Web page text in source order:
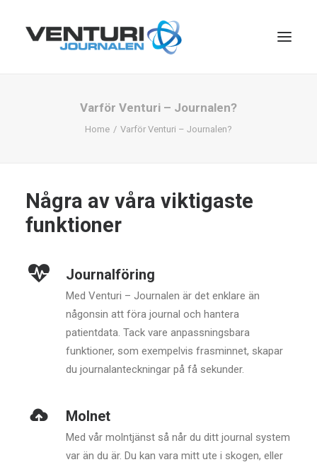
Varför Venturi – Journalen?
Home Varför Venturi – Journalen?
Några av våra viktigaste
funktioner
Journalföring
Med Venturi – Journalen är det enklare än
någonsin att föra journal och hantera
patientdata. Tack vare anpassningsbara
funktioner, som exempelvis frasminnet, skapar
du journalanteckningar på få sekunder.
Molnet
Med vår molntjänst så når du ditt journal system
var än du är. Du kan vara mitt ute i skogen, eller